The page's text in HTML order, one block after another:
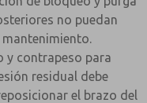
no puedan
y contrapeso para
residual debe
el brazo del